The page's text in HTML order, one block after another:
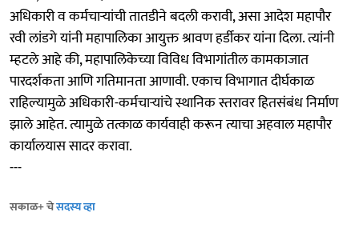
अधिकारी व कर्मचाऱ्यांची तातडीने बदली करावी, असा आदेश महापौर
रवी लांडगे यांनी महापालिका आयुक्त श्रावण हर्डीकर यांना दिला. त्यांनी
म्हटले आहे की, महापालिकेच्या विविध विभागांतील कामकाजात
पारदर्शकता आणि गतिमानता आणावी. एकाच विभागात दीर्घकाळ
राहिल्यामुळे अधिकारी-कर्मचाऱ्यांचे स्थानिक स्तरावर हितसंबंध निर्माण
झाले आहेत. त्यामुळे तत्काळ कार्यवाही करून त्याचा अहवाल महापौर
कार्यालयास सादर करावा.
---
सकाळ+ चेसदस्य व्हा